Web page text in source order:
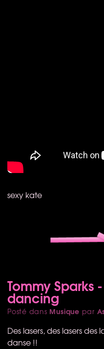
sexy kate
Tommy Sparks
dancing
Posté dans Musique par
Des lasers, des lasers
danse !!